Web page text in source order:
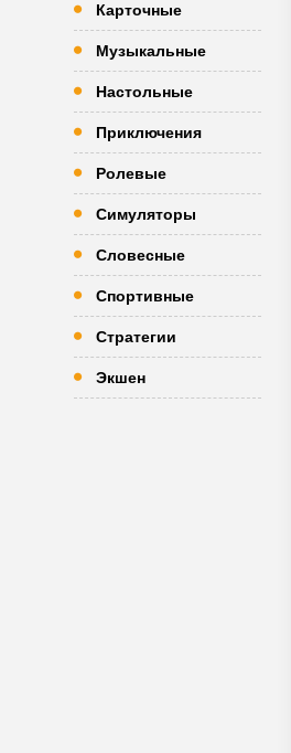
Карточные
Музыкальные
Настольные
Приключения
Ролевые
Симуляторы
Словесные
Спортивные
Стратегии
Экшен